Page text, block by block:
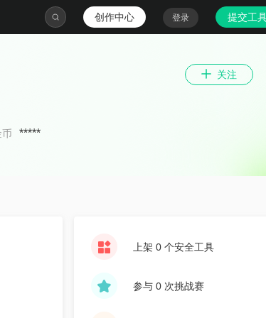
创作中心 登录 提交工
*****
关注
上架 0 个安全工具
参与 0 次挑战赛